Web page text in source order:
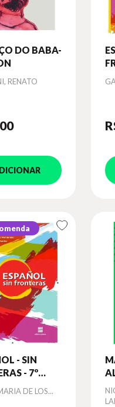
DO BABA-
RENATO
- SIN
- 7º
DE LOS...